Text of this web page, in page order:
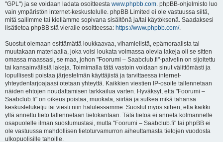
"GPL") ja se voidaan ladata osoitteesta www.phpbb.com. phpBB-ohjelmisto luo
vain ympäristön internet-keskustelulle. phpBB Limited ei ole vastuussa siitä,
mitä sallimme tai kiellämme sopivana sisältönä ja/tai käytöksenä. Saadaksesi
lisätietoa phpBB:stä vieraile osoitteessa: https://www.phpbb.com/.
Suostut olemaan esittämättä loukkaavaa, vihamielistä, epämoraalista tai
muutakaan materiaalia, joka voisi loukata voimassa olevia lakeja oli se sitten
omassa maassasi, se maa, johon "Foorumi – Saabclub.fi"-palvelin on sijoitettu
tai kansainvälisiä lakeja. Toimimalla tätä vastoin voidaan sinut välittömästi ja
lopullisesti poistaa järjestelmän käyttäjistä ja tarvittaessa internet-
yhteydentarjoajaasi otetaan yhteyttä. Kaikkien viestien IP-osoite tallennetaan
näiden ehtojen noudattamisen tarkkailua varten. Hyväksyt, että "Foorumi –
Saabclub.fi" on oikeus poistaa, muokata, siirtää ja sulkea mikä tahansa
keskusteluketju tai viesti niin halutessamme. Suostut myös siihen, että kaikki
yllä annettu tieto tallennetaan tietokantaan. Tätä tietoa ei anneta kolmannelle
osapuolelle ilman suostumustasi, mutta "Foorumi – Saabclub.fi" tai phpBB ei
ole vastuussa mahdollisen tietoturvamurron aiheuttamasta tietojen vuodosta
ulkopuolisille tahoille.